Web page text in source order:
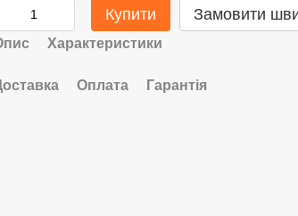
Купити Замовити
Характеристики
Оплата Гарантія